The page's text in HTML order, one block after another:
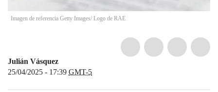
Imagen de referencia Getty Images/ Logo de RAE
Julián Vásquez
25/04/2025 - 17:39 GMT-5